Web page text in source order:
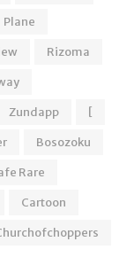
Plane
Rizoma
Zundapp
[
Bosozoku
Rare
Cartoon